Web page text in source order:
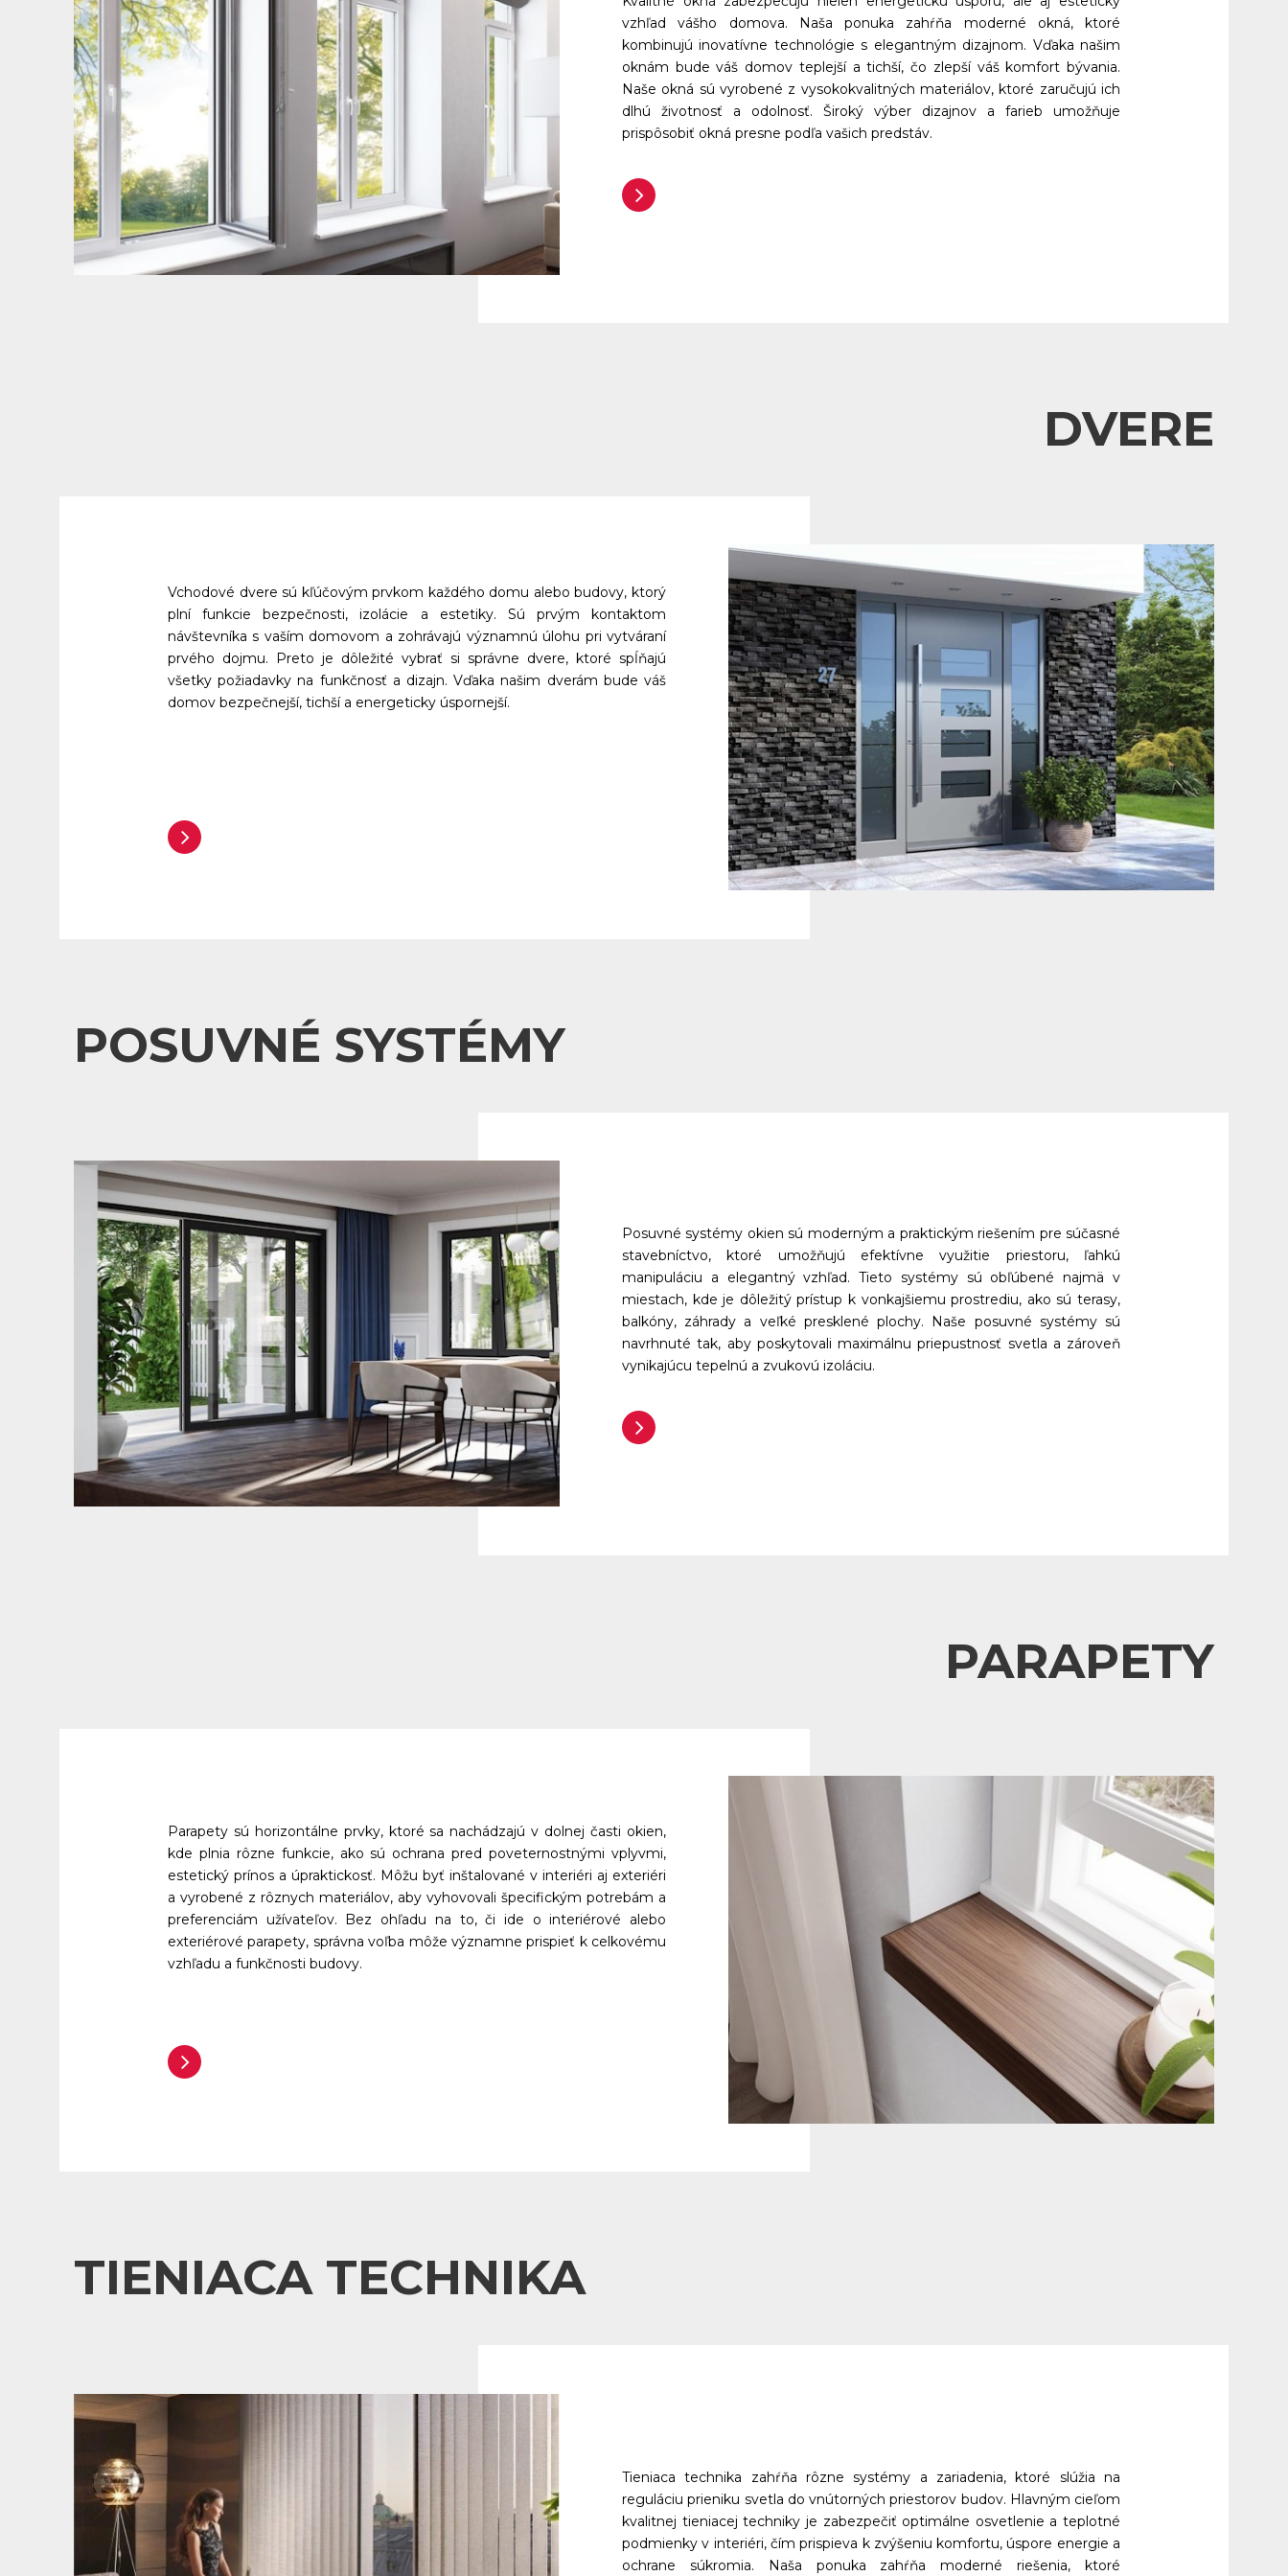
vzhľad vášho domova. Naša ponuka zahŕňa moderné okná, ktoré
kombinujú inovatívne technológie s elegantným dizajnom. Vďaka našim
oknám bude váš domov teplejší a tichší, čo zlepší váš komfort bývania.
Naše okná sú vyrobené z vysokokvalitných materiálov, ktoré zaručujú ich
dlhú životnosť a odolnosť. Široký výber dizajnov a farieb umožňuje
prispôsobiť okná presne podľa vašich predstáv.
Zobraziť viac
DVERE
Vchodové dvere sú kľúčovým prvkom každého domu alebo budovy, ktorý
plní funkcie bezpečnosti, izolácie a estetiky. Sú prvým kontaktom
návštevníka s vaším domovom a zohrávajú významnú úlohu pri vytváraní
prvého dojmu. Preto je dôležité vybrať si správne dvere, ktoré spĺňajú
všetky požiadavky na funkčnosť a dizajn. Vďaka našim dverám bude váš
domov bezpečnejší, tichší a energeticky úspornejší.
Zobraziť viac
POSUVNÉ SYSTÉMY
Posuvné systémy okien sú moderným a praktickým riešením pre súčasné
stavebníctvo, ktoré umožňujú efektívne využitie priestoru, ľahkú
manipuláciu a elegantný vzhľad. Tieto systémy sú obľúbené najmä v
miestach, kde je dôležitý prístup k vonkajšiemu prostrediu, ako sú terasy,
balkóny, záhrady a veľké presklené plochy. Naše posuvné systémy sú
navrhnuté tak, aby poskytovali maximálnu priepustnosť svetla a zároveň
vynikajúcu tepelnú a zvukovú izoláciu.
Zobraziť viac
PARAPETY
Parapety sú horizontálne prvky, ktoré sa nachádzajú v dolnej časti okien,
kde plnia rôzne funkcie, ako sú ochrana pred poveternostnými vplyvmi,
estetický prínos a úpraktickosť. Môžu byť inštalované v interiéri aj exteriéri
a vyrobené z rôznych materiálov, aby vyhovovali špecifickým potrebám a
preferenciám užívateľov. Bez ohľadu na to, či ide o interiérové alebo
exteriérové parapety, správna voľba môže významne prispieť k celkovému
vzhľadu a funkčnosti budovy.
Zobraziť viac
TIENIACA TECHNIKA
Tieniaca technika zahŕňa rôzne systémy a zariadenia, ktoré slúžia na
reguláciu prieniku svetla do vnútorných priestorov budov. Hlavným cieľom
kvalitnej tieniacej techniky je zabezpečiť optimálne osvetlenie a teplotné
podmienky v interiéri, čím prispieva k zvýšeniu komfortu, úspore energie a
ochrane súkromia. Naša ponuka zahŕňa moderné riešenia, ktoré